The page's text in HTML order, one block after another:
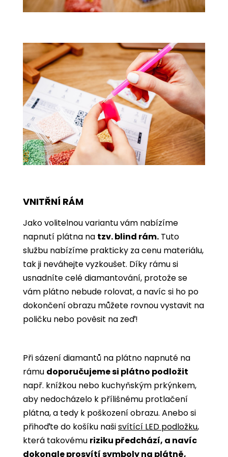
VNITŘNÍ RÁM
Jako volitelnou variantu vám nabízíme
napnutí plátna na tzv. blind rám. Tuto
službu nabízíme prakticky za cenu materiálu,
tak ji neváhejte vyzkoušet. Díky rámu si
usnadníte celé diamantování, protože se
vám plátno nebude rolovat, a navíc si ho po
dokončení obrazu můžete rovnou vystavit na
poličku nebo pověsit na zeď!
Při sázení diamantů na plátno napnuté na
rámu doporučujeme si plátno podložit
např. knížkou nebo kuchyňským prkýnkem,
aby nedocházelo k přílišnému protlačení
plátna, a tedy k poškození obrazu. Anebo si
přihoďte do košíku našisvítící LED podložku,
která takovému riziku předchází, a navíc
dokonale prosvítí symboly na plátně,